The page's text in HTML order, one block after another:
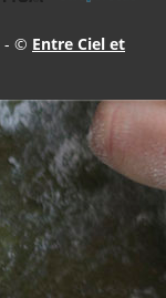
- © Entre Ciel et